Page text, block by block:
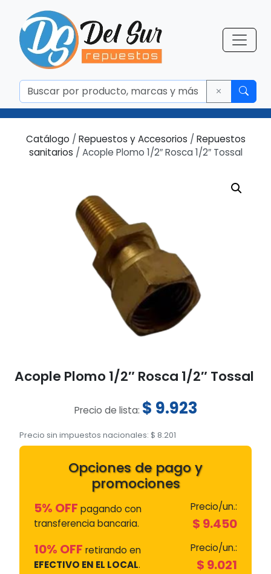
Catálogo / Repuestos y Accesorios / Repuestos
sanitarios / Acople Plomo 1/2″ Rosca 1/2″ Tossal
Acople Plomo 1/2″ Rosca 1/2″ Tossal
Precio de lista: $ 9.923
Precio sin impuestos nacionales: $ 8.201
Opciones de pago y
promociones
5% OFF pagando con
transferencia bancaria.
Precio/un.:
$ 9.450
10% OFF retirando en
EFECTIVO EN EL LOCAL.
Precio/un.:
$ 9.021